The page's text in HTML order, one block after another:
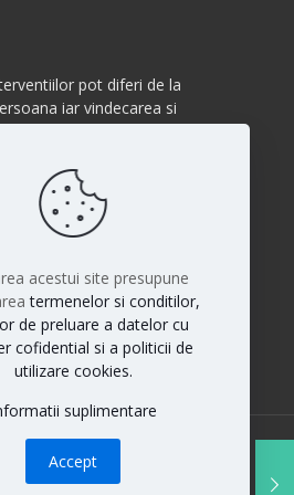
pot diferi de la
iar vindecarea si
proceduri sunt
pot fi la fel pentru toti
acestui site presupune
termenelor si conditilor,
de preluare a datelor cu
cofidential si a politicii de
utilizare cookies.
suplimentare
Accept